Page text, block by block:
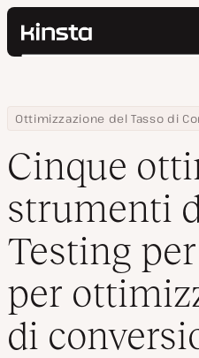
Kinsta®
Prezzi
Contatti
Cerca
Home
Centro Risorse
Blog
Ottimizzazione del Tasso di
Cinque ottimi strumenti di A/
Cinque
strumenti
Testing
per
di